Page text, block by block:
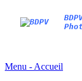
Menu - Accueil